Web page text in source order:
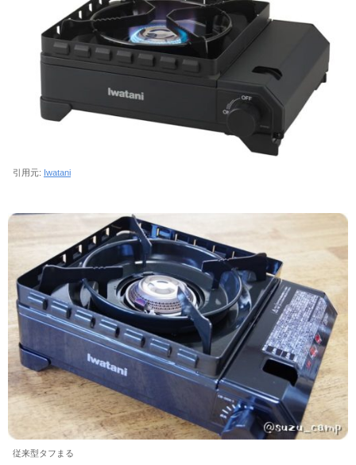
引用元: Iwatani
従来型タフまる